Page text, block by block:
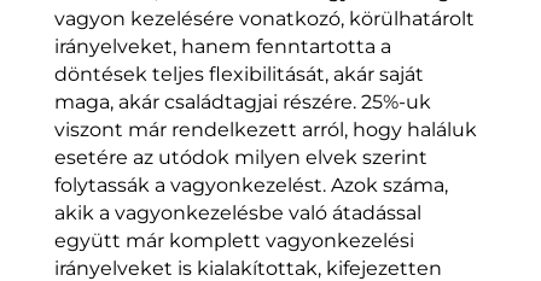
vagyon kezelésére vonatkozó, körülhatárolt
irányelveket, hanem fenntartotta a
döntések teljes flexibilitását, akár saját
maga, akár családtagjai részére. 25%-uk
viszont már rendelkezett arról, hogy haláluk
esetére az utódok milyen elvek szerint
folytassák a vagyonkezelést. Azok száma,
akik a vagyonkezelésbe való átadással
együtt már komplett vagyonkezelési
irányelveket is kialakítottak, kifejezetten